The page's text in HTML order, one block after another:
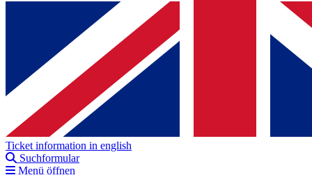
Ticket information in english
Suchformular
Menü öffnen